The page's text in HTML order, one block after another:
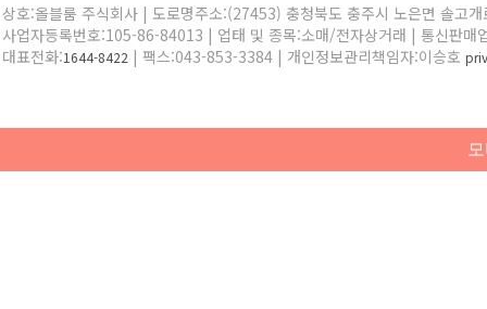
상호:올블룸 주식회사 | 도로명주소:(27453) 충청북도 충주시 노은면 솔고
사업자등록번호:105-86-84013 | 업태 및 종목:소매/전자상거래 | 통신판매
대표전화:1644-8422 | 팩스:043-853-3384 | 개인정보관리책임자:이승호